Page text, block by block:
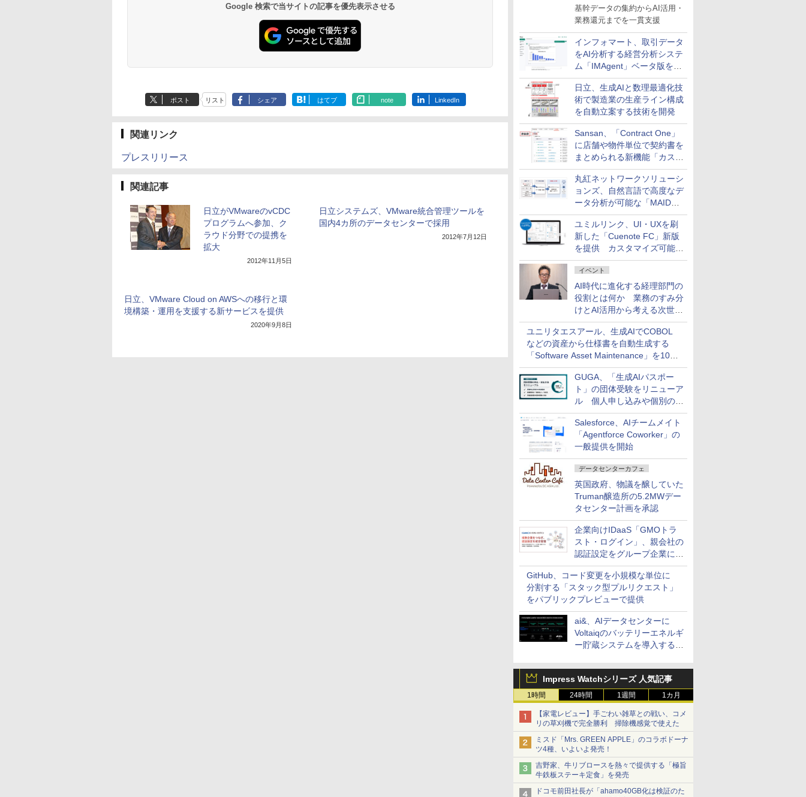
基幹データの集約からAI活用・
業務還元までを一貫支援
インフォマート、取引データ
をAI分析する経営分析システ
ム「IMAgent」ベータ版を提
供
日立、生成AIと数理最適化技
術で製造業の生産ライン構成
を自動立案する技術を開発
Sansan、「Contract One」
に店舗や物件単位で契約書を
まとめられる新機能「カスタ
ム契約ツリー」を追加
丸紅ネットワークソリューシ
ョンズ、自然言語で高度なデ
ータ分析が可能な「MAIDOA
AI ASSIST」を9月より提供
ユミルリンク、UI・UXを刷
新した「Cuenote FC」新版
を提供 カスタマイズ可能な
ダッシュボード画面を搭載
イベント
AI時代に進化する経理部門の
役割とは何か 業務のすみ分
けとAI活用から考える次世代
ファイナンス戦略
ユニリタエスアール、生成AIでCOBOL
などの資産から仕様書を自動生成する
「Software Asset Maintenance」を10月
に発売
GUGA、「生成AIパスポー
ト」の団体受験をリニューア
ル 個人申し込みや個別の支
払いなどに対応
Salesforce、AIチームメイト
「Agentforce Coworker」の
一般提供を開始
データセンターカフェ
英国政府、物議を醸していた
Truman醸造所の5.2MWデー
タセンター計画を承認
企業向けIDaaS「GMOトラ
スト・ログイン」、親会社の
認証設定をグループ企業に展
開できる新機能を提供
GitHub、コード変更を小規模な単位に
分割する「スタック型プルリクエスト」
をパブリックプレビューで提供
ai&、AIデータセンターに
Voltaiqのバッテリーエネルギ
ー貯蔵システムを導入する計
Impress Watchシリーズ 人気記事
1時間 24時間 1週間 1カ月
【家電レビュー】手ごわい雑草との戦い、コメ
リの草刈機で完全勝利 掃除機感覚で使えた
ミスド「Mrs. GREEN APPLE」のコラボドーナ
ツ4種、いよいよ発売！
吉野家、牛リブロースを熱々で提供する「極旨
牛鉄板ステーキ定食」を発売
ドコモ前田社長が「ahamo40GB化は検証のた
Google 検索で当サイトの記事を優先表示させる
ポスト リスト シェア はてブ note LinkedIn
関連リンク
プレスリリース
関連記事
日立がVMwareのvCDC
プログラムへ参加、ク
ラウド分野での提携を
拡大
2012年11月5日
日立システムズ、VMware統合管理ツールを
国内4カ所のデータセンターで採用
2012年7月12日
日立、VMware Cloud on AWSへの移行と環
境構築・運用を支援する新サービスを提供
2020年9月8日